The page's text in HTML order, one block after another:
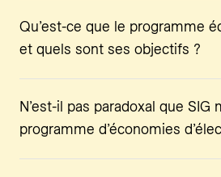
Qu’est-ce que le programme
et quels sont ses objectifs ?
N’est-il pas paradoxal que SIG
programme d’économies